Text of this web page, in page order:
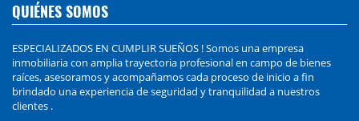
QUIÉNES SOMOS
ESPECIALIZADOS EN CUMPLIR SUEÑOS ! Somos una empresa
inmobiliaria con amplia trayectoria profesional en campo de bienes
raíces, asesoramos y acompañamos cada proceso de inicio a fin
brindado una experiencia de seguridad y tranquilidad a nuestros
clientes .